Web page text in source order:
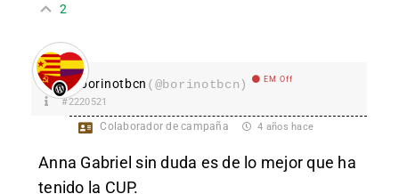
2
borinotbcn (@borinotbcn) EM Off
#2220521
Colaborador de campaña 4 años hace
Anna Gabriel sin duda es de lo mejor que ha
tenido la CUP.